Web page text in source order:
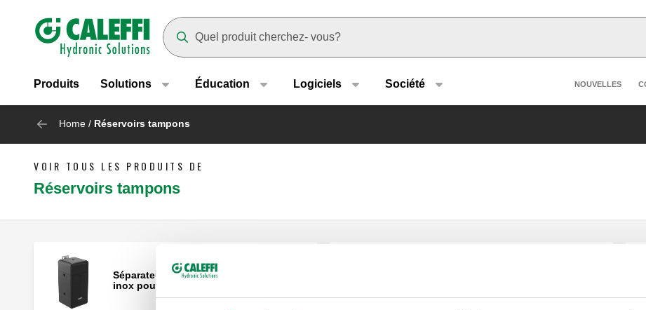
Header main navigation
Produits Solutions Éducation Logiciels Société NOUVELLES
Home / Réservoirs tampons
VOIR TOUS LES PRODUITS DE
Réservoirs tampons
Séparateur hydraulique inertiel en acier
inox pour pompe à chaleur.